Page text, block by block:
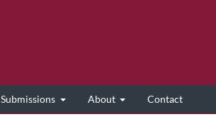
Submissions About Contact